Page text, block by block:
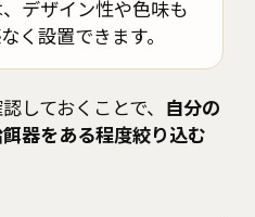
デザイン性や色味も
く設置できます。
しておくことで、 自分の
器をある程度絞り込む